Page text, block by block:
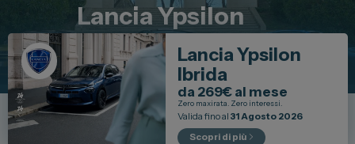
Lancia
Alfa Romeo
Jeep
Opel
LanciaYpsilon
Lancia Ypsilon
Ibrida
da 269€ al mese
Zero maxirata. Zero interessi.
Valida fino al 31 Agosto 2026
Scopri di più